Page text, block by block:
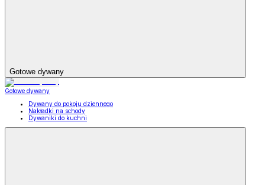
Gotowe dywany
Gotowe dywany
Dywany do pokoju dziennego
Nakładki na schody
Dywaniki do kuchni